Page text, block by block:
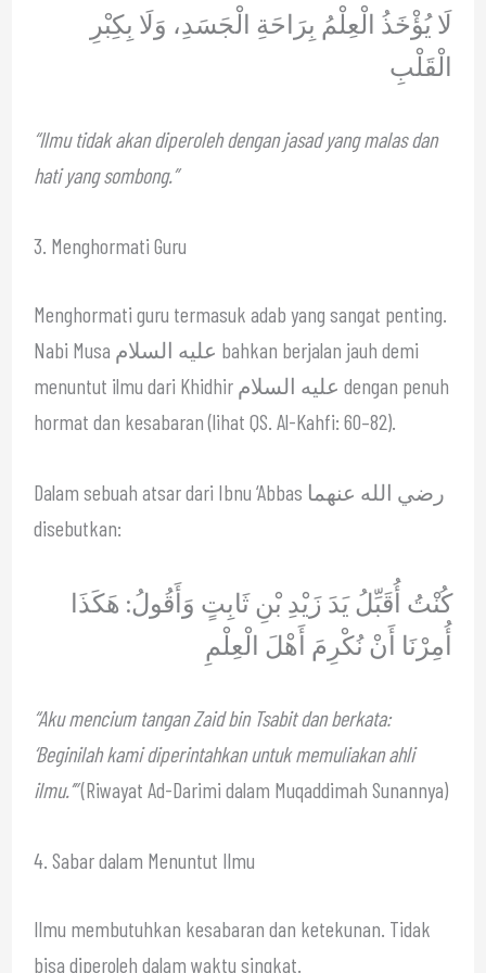
لَا يُؤْخَذُ الْعِلْمُ بِرَاحَةِ الْجَسَدِ، وَلَا بِكِبْرِ
الْقَلْبِ
“Ilmu tidak akan diperoleh dengan jasad yang malas dan
hati yang sombong.”
3. Menghormati Guru
Menghormati guru termasuk adab yang sangat penting.
Nabi Musa عليه السلام bahkan berjalan jauh demi
menuntut ilmu dari Khidhir عليه السلام dengan penuh
hormat dan kesabaran (lihat QS. Al-Kahfi: 60–82).
Dalam sebuah atsar dari Ibnu ‘Abbas رضي الله عنهما
disebutkan:
كُنْتُ أُقَبِّلُ يَدَ زَيْدِ بْنِ ثَابِتٍ وَأَقُولُ: هَكَذَا
أُمِرْنَا أَنْ نُكْرِمَ أَهْلَ الْعِلْمِ
“Aku mencium tangan Zaid bin Tsabit dan berkata:
‘Beginilah kami diperintahkan untuk memuliakan ahli
ilmu.’”(Riwayat Ad-Darimi dalam Muqaddimah Sunannya)
4. Sabar dalam Menuntut Ilmu
Ilmu membutuhkan kesabaran dan ketekunan. Tidak
bisa diperoleh dalam waktu singkat.